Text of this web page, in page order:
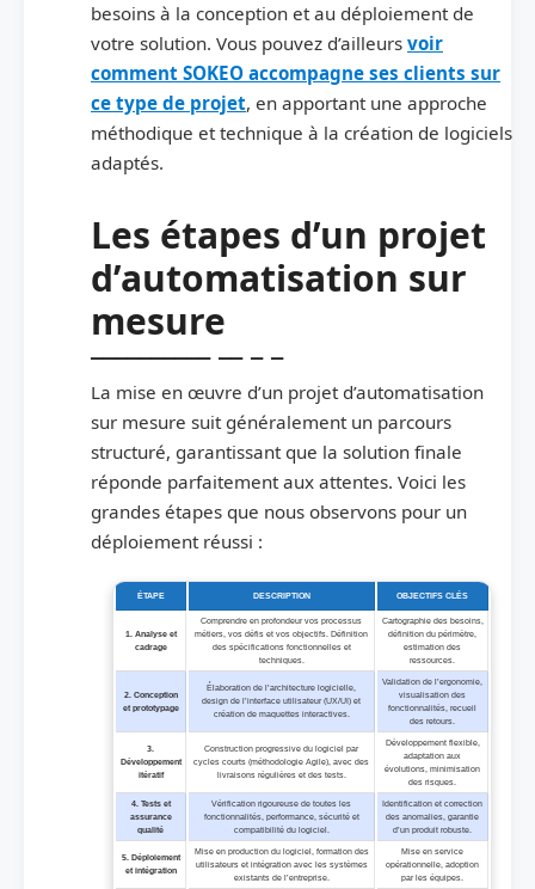
besoins à la conception et au déploiement de
votre solution. Vous pouvez d’ailleurs voir
comment SOKEO accompagne ses clients sur
ce type de projet, en apportant une approche
méthodique et technique à la création de logiciels
adaptés.
Les étapes d’un projet
d’automatisation sur
mesure
La mise en œuvre d’un projet d’automatisation
sur mesure suit généralement un parcours
structuré, garantissant que la solution finale
réponde parfaitement aux attentes. Voici les
grandes étapes que nous observons pour un
déploiement réussi :
ÉTAPE DESCRIPTION OBJECTIFS CLÉS
1. Analyse et
cadrage
Comprendre en profondeur vos processus
métiers, vos défis et vos objectifs. Définition
des spécifications fonctionnelles et
techniques.
Cartographie des besoins,
définition du périmètre,
estimation des
ressources.
2. Conception
et prototypage
Élaboration de l’architecture logicielle,
design de l’interface utilisateur (UX/UI) et
création de maquettes interactives.
Validation de l’ergonomie,
visualisation des
fonctionnalités, recueil
des retours.
3.
Développement
itératif
Construction progressive du logiciel par
cycles courts (méthodologie Agile), avec des
livraisons régulières et des tests.
Développement flexible,
adaptation aux
évolutions, minimisation
des risques.
4. Tests et
assurance
qualité
Vérification rigoureuse de toutes les
fonctionnalités, performance, sécurité et
compatibilité du logiciel.
Identification et correction
des anomalies, garantie
d’un produit robuste.
5. Déploiement
et intégration
Mise en production du logiciel, formation des
utilisateurs et intégration avec les systèmes
existants de l’entreprise.
Mise en service
opérationnelle, adoption
par les équipes.